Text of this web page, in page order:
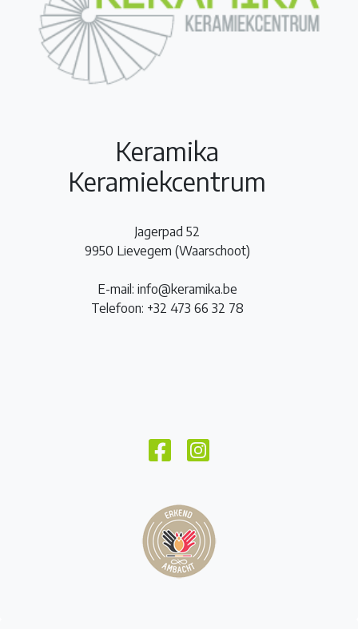
Keramika
Keramiekcentrum
Jagerpad 52
9950 Lievegem (Waarschoot)
E-mail: info@keramika.be
Telefoon: +32 473 66 32 78